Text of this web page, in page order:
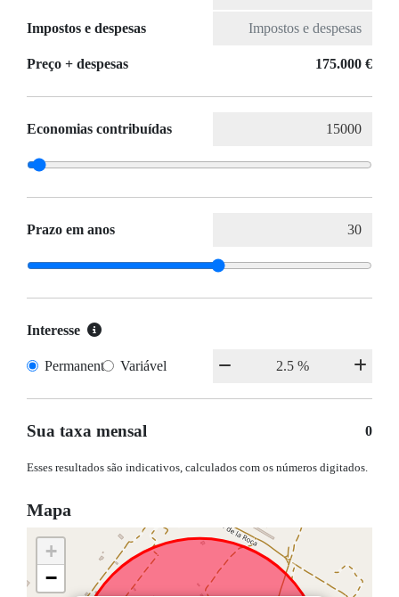
Impostos e despesas
Preço + despesas 175.000 €
Economias contribuídas
Prazo em anos
Interesse
Permanente Variável
Sua taxa mensal 0
Esses resultados são indicativos, calculados com os números digitados.
Mapa
+
−